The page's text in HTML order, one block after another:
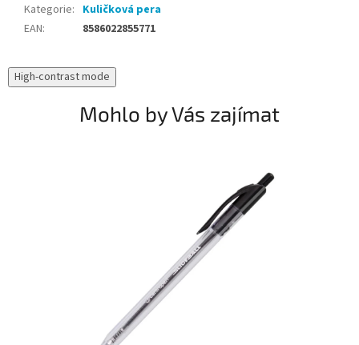
Kategorie: Kuličková pera
EAN: 8586022855771
High-contrast mode
Mohlo by Vás zajímat